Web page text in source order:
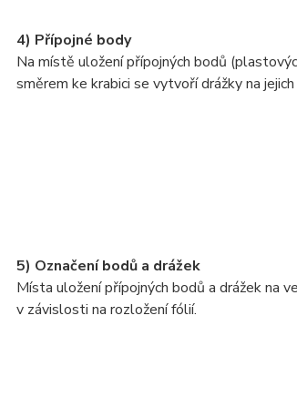
4) Přípojné body
Na místě uložení přípojných bodů
směrem ke krabici se vytvoří drážky na
5) Označení bodů a drážek
Místa uložení přípojných bodů a drážek na
v závislosti na rozložení fólií.